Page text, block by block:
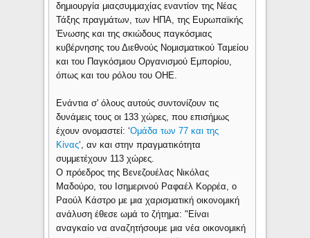
δημιουργία μιαςσυμμαχίας εναντίον της Νέας
Τάξης πραγμάτων, των ΗΠΑ, της Ευρωπαϊκής
Ένωσης και της σκιώδους παγκόσμιας
κυβέρνησης του Διεθνούς Νομισματικού Ταμείου
και του Παγκόσμιου Οργανισμού Εμπορίου,
όπως και του ρόλου του ΟΗΕ.
Ενάντια σ' όλους αυτούς συντονίζουν τις
δυνάμεις τους οι 133 χώρες, που επισήμως
έχουν ονομαστεί: ‘Ομάδα των 77 και της
Κίνας‘, αν και στην πραγματικότητα
συμμετέχουν 113 χώρες.
Ο πρόεδρος της Βενεζουέλας Νικόλας
Μαδούρο, του Ισημερινού Ραφαέλ Κορρέα, ο
Ραούλ Κάστρο με μια χαρισματική οικονομική
ανάλυση έθεσε ωμά το ζήτημα: "Είναι
αναγκαίο να αναζητήσουμε μια νέα οικονομική